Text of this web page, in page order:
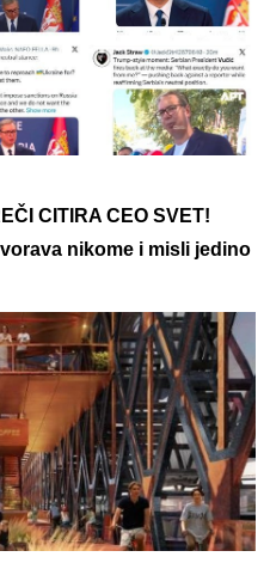
CITIRA CEO SVET!
nikome i misli jedino